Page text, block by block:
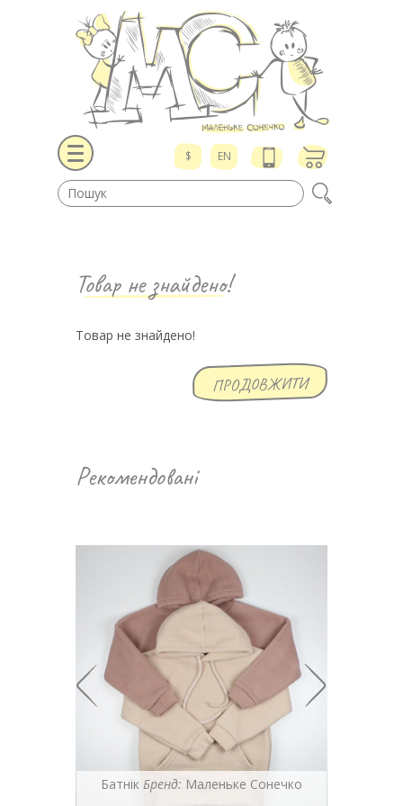
EN
$
Товар не знайдено!
Товар не знайдено!
ПРОДОВЖИТИ
Рекомендовані
Батнік Бренд: Маленьке Сонечко